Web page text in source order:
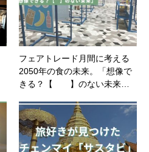
フェアトレード月間に考える
2050年の食の未来。「想像で
きる？【 】のない未来…